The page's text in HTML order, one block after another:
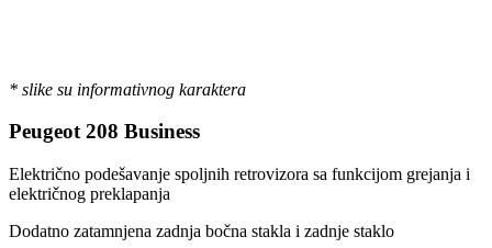
* slike su informativnog karaktera
Peugeot 208 Business
Električno podešavanje spoljnih retrovizora sa funkcijom grejanja i
električnog preklapanja
Dodatno zatamnjena zadnja bočna stakla i zadnje staklo